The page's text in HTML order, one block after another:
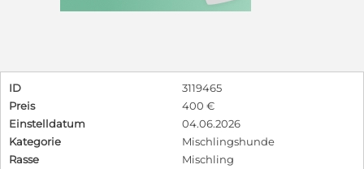
ID
3119465
Preis
400 €
Einstelldatum
04.06.2026
Kategorie
Mischlingshunde
Rasse
Mischling